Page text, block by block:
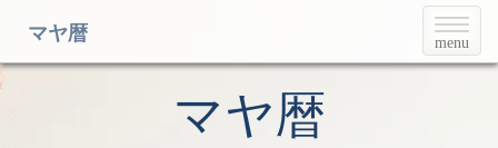
T
o
g
menu
マヤ暦
マヤ暦